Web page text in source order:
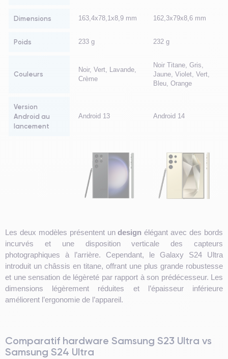
Dimensions 163,4x78,1x8,9 mm 162,3x79x8,6 mm
Poids 233 g 232 g
Couleurs
Noir, Vert, Lavande,
Crème
Noir Titane, Gris,
Jaune, Violet, Vert,
Bleu, Orange
Version
Android au
lancement
Android 13 Android 14
Les deux modèles présentent undesign élégant avec des bords
incurvés et une disposition verticale des capteurs
photographiques à l’arrière. Cependant, le Galaxy S24 Ultra
introduit un châssis en titane, offrant une plus grande robustesse
et une sensation de légèreté par rapport à son prédécesseur. Les
dimensions légèrement réduites et l’épaisseur inférieure
améliorent l’ergonomie de l’appareil.
Comparatif hardware Samsung S23 Ultra vs
Samsung S24 Ultra